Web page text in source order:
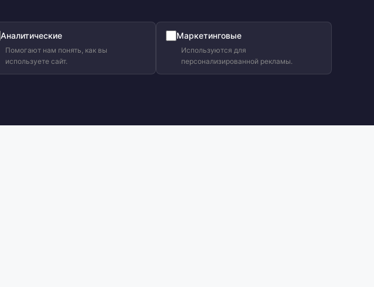
Аналитические
Помогают нам понять, как вы
используете сайт.
Маркетинговые
Используются для
персонализированной рекламы.